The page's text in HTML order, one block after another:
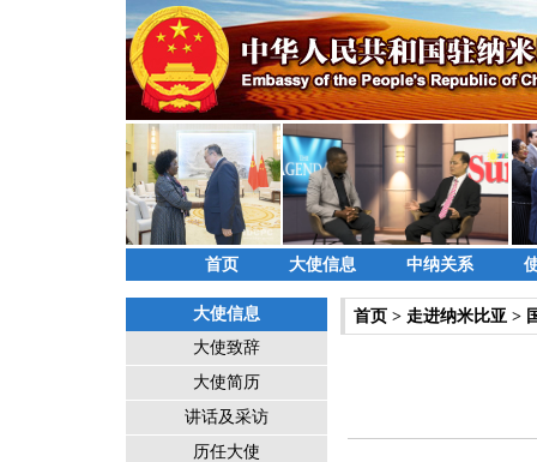
首页 大使信息 中纳关系
大使信息
大使致辞
大使简历
讲话及采访
历任大使
首页 > 走进纳米比亚 >